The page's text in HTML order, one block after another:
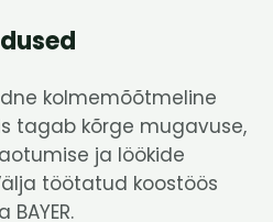
kolmemõõtmeline
tagab kõrge mugavuse,
ja löökide
töötatud koostöös